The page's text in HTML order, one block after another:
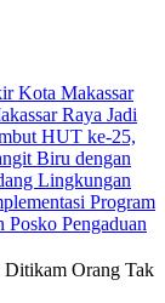
Kota Makassar
Raya Jadi
HUT ke-25,
Biru dengan
Lingkungan
Program
Posko Pengaduan
Ditikam Orang Tak